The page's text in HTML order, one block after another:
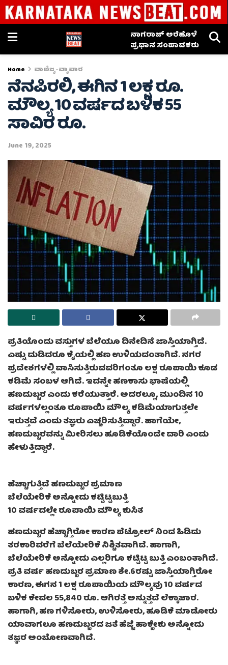
ನಾಗರಾಜ್ ಅರೆಹೊಳೆ
ಪ್ರಧಾನ ಸಂಪಾದಕರು
Home ವಾಣಿಜ್ಯ-ವ್ಯಾಪಾರ
ನೆನಪಿರಲಿ, ಈಗಿನ 1 ಲಕ್ಷ ರೂ.
ಮೌಲ್ಯ 10 ವರ್ಷದ ಬಳಿಕ 55
ಸಾವಿರ ರೂ.
June 19, 2025
ಪ್ರತಿಯೊಂದು ವಸ್ತುಗಳ ಬೆಲೆಯೂ ದಿನೇದಿನೆ ಜಾಸ್ತಿಯಾಗ್ತಿದೆ.
ಎಷ್ಟು ದುಡಿದರೂ ಕೈಯಲ್ಲಿ ಹಣ ಉಳಿಯದಂತಾಗಿದೆ. ನಗರ
ಪ್ರದೇಶಗಳಲ್ಲಿ ವಾಸಿಸುತ್ತಿರುವವರಿಗಂತೂ ಲಕ್ಷ ರೂಪಾಯಿ ಕೂಡ
ಕಡಿಮೆ ಸಂಬಳ ಆಗಿದೆ. ಇದನ್ನೇ ಹಣಕಾಸು ಭಾಷೆಯಲ್ಲಿ
ಹಣದುಬ್ಬರ ಎಂದು ಕರೆಯುತ್ತಾರೆ. ಅದರಲ್ಲೂ, ಮುಂದಿನ 10
ವರ್ಷಗಳಲ್ಲಂತೂ ರೂಪಾಯಿ ಮೌಲ್ಯ ಕಡಿಮೆಯಾಗುತ್ತಲೇ
ಇರುತ್ತದೆ ಎಂದು ತಜ್ಞರು ಎಚ್ಚರಿಸುತ್ತಿದ್ದಾರೆ. ಹಾಗೆಯೇ,
ಹಣದುಬ್ಬರವನ್ನು ಮೀರಿಸಲು ಹೂಡಿಕೆಯೊಂದೇ ದಾರಿ ಎಂದು
ಹೇಳುತ್ತಿದ್ದಾರೆ.
ಹೆಚ್ಚಾಗುತ್ತಿದೆ ಹಣದುಬ್ಬರ ಪ್ರಮಾಣ
ಬೆಲೆಯೇರಿಕೆ ಅನ್ನೋದು ಕಟ್ಟಿಟ್ಟಬುತ್ತಿ
10 ವರ್ಷದಲ್ಲೇ ರೂಪಾಯಿ ಮೌಲ್ಯ ಕುಸಿತ
ಹಣದುಬ್ಬರ ಹೆಚ್ಚಾಗ್ತಿರೋ ಕಾರಣ ಪೆಟ್ರೋಲ್ ನಿಂದ ಹಿಡಿದು
ತರಕಾರಿವರೆಗೆ ಬೆಲೆಯೇರಿಕೆ ನಿಶ್ಚಿತವಾಗಿದೆ. ಹಾಗಾಗಿ,
ಬೆಲೆಯೇರಿಕೆ ಅನ್ನೋದು ಎಲ್ಲರಿಗೂ ಕಟ್ಟಿಟ್ಟ ಬುತ್ತಿ ಎಂಬಂತಾಗಿದೆ.
ಪ್ರತಿ ವರ್ಷ ಹಣದುಬ್ಬರ ಪ್ರಮಾಣ ಶೇ.6ರಷ್ಟು ಜಾಸ್ತಿಯಾಗ್ತಿರೋ
ಕಾರಣ, ಈಗನ 1 ಲಕ್ಷ ರೂಪಾಯಿಯ ಮೌಲ್ಯವು 10 ವರ್ಷದ
ಬಳಿಕ ಕೇವಲ 55,840 ರೂ. ಆಗಿರತ್ತೆ ಅನ್ನುತ್ತದೆ ಲೆಕ್ಕಾಚಾರ.
ಹಾಗಾಗಿ, ಹಣ ಗಳಿಸೋರು, ಉಳಿಸೋರು, ಹೂಡಿಕೆ ಮಾಡೋರು
ಯಾವಾಗಲೂ ಹಣದುಬ್ಬರದ ಜತೆ ಹೆಜ್ಜೆ ಹಾಕ್ಬೇಕು ಅನ್ನೋದು
ತಜ್ಞರ ಅಂಬೋಣವಾಗಿದೆ.